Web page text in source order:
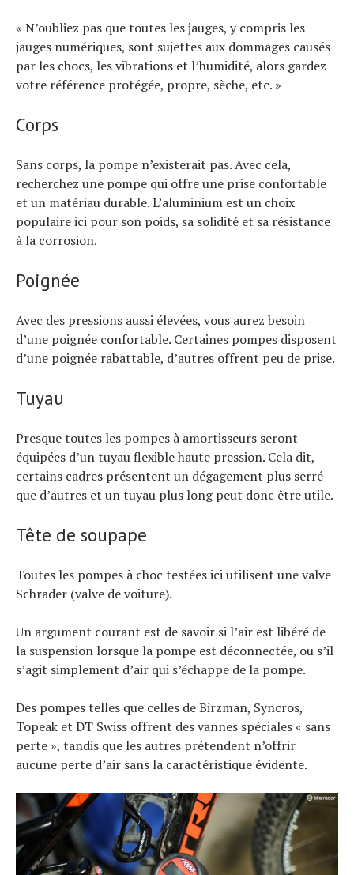
« N’oubliez pas que toutes les jauges, y compris les
jauges numériques, sont sujettes aux dommages causés
par les chocs, les vibrations et l’humidité, alors gardez
votre référence protégée, propre, sèche, etc. »
Corps
Sans corps, la pompe n’existerait pas. Avec cela,
recherchez une pompe qui offre une prise confortable
et un matériau durable. L’aluminium est un choix
populaire ici pour son poids, sa solidité et sa résistance
à la corrosion.
Poignée
Avec des pressions aussi élevées, vous aurez besoin
d’une poignée confortable. Certaines pompes disposent
d’une poignée rabattable, d’autres offrent peu de prise.
Tuyau
Presque toutes les pompes à amortisseurs seront
équipées d’un tuyau flexible haute pression. Cela dit,
certains cadres présentent un dégagement plus serré
que d’autres et un tuyau plus long peut donc être utile.
Tête de soupape
Toutes les pompes à choc testées ici utilisent une valve
Schrader (valve de voiture).
Un argument courant est de savoir si l’air est libéré de
la suspension lorsque la pompe est déconnectée, ou s’il
s’agit simplement d’air qui s’échappe de la pompe.
Des pompes telles que celles de Birzman, Syncros,
Topeak et DT Swiss offrent des vannes spéciales « sans
perte », tandis que les autres prétendent n’offrir
aucune perte d’air sans la caractéristique évidente.